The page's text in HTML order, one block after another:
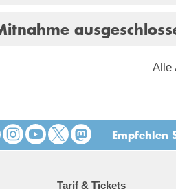
Alle
Empfehlen
Tarif & Tickets